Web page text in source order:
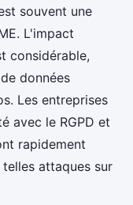
souvent une
L'impact
considérable,
données
Les entreprises
avec le RGPD et
rapidement
attaques sur